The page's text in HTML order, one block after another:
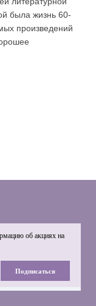
была жизнь 60-
произведений
об акциях на
Подписаться